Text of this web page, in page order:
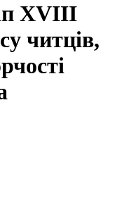
ХVІІІ
читців,